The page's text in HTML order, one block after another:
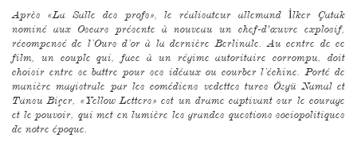
Après «La Salle des profs», le réalisateur allemand İlker Çatak
nominé aux Oscars présente à nouveau un chef-d'œuvre explosif,
récompensé de l’Ours d’or à la dernière Berlinale. Au centre de ce
film, un couple qui, face à un régime autoritaire corrompu, doit
choisir entre se battre pour ses idéaux ou courber l’échine. Porté de
manière magistrale par les comédiens vedettes turcs Özgü Namal et
Tansu Biçer, «Yellow Letters» est un drame captivant sur le courage
et le pouvoir, qui met en lumière les grandes questions sociopolitiques
de notre époque.